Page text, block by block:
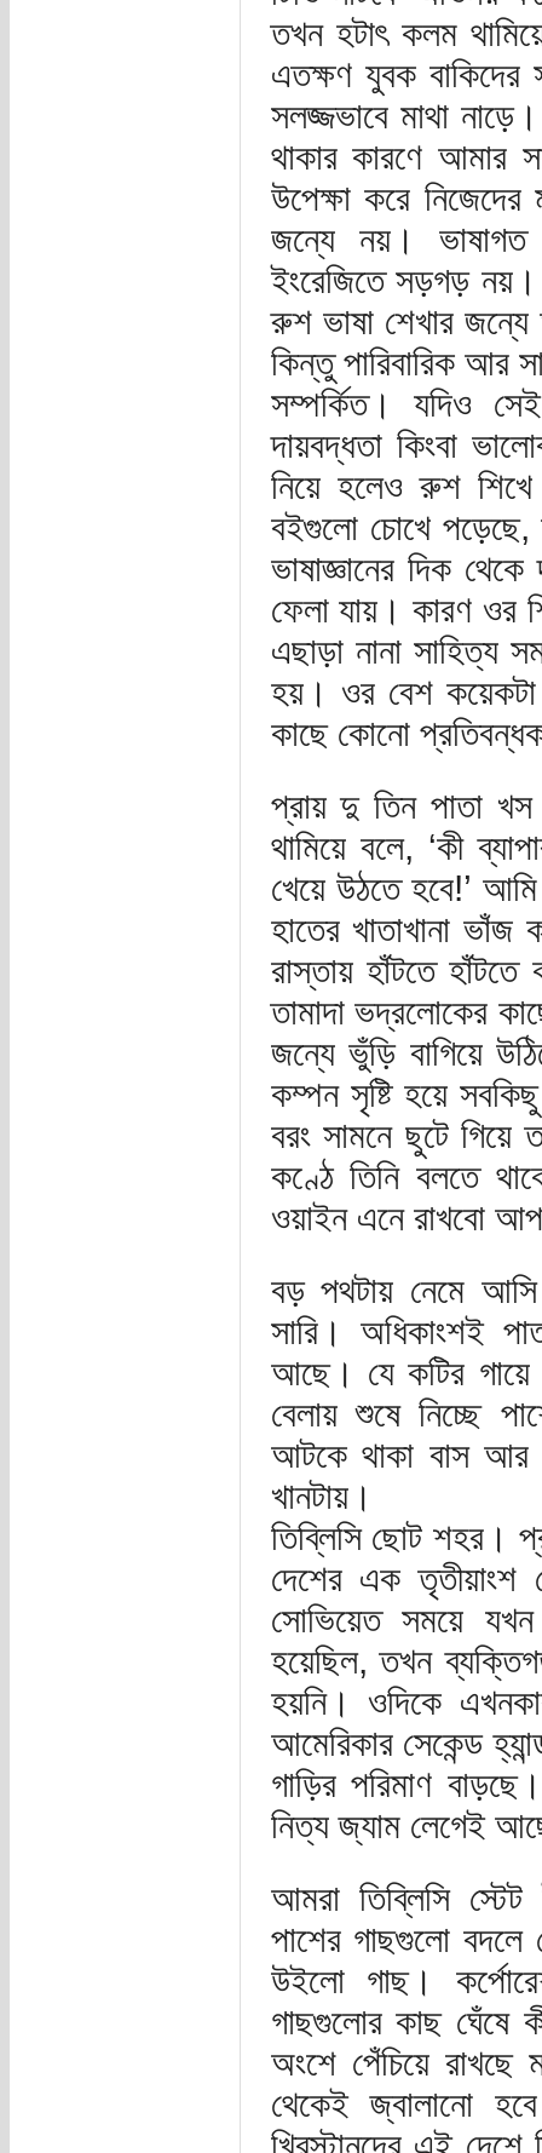
তখন হটাৎ কলম
এতক্ষণ যুবক বাকিদের
সলজ্জভাবে মাথা
থাকার কারণে আমার
উপেক্ষা করে
জন্যে নয়। ভাষাগত
ইংরেজিতে সড়গড় নয়।
রুশ ভাষা শেখার
কিন্তু পারিবারিক আর
সম্পর্কিত। যদিও
দায়বদ্ধতা কিংবা
নিয়ে হলেও রুশ
বইগুলো চোখে
ভাষাজ্ঞানের দিক
ফেলা যায়। কারণ ওর
এছাড়া নানা সাহিত্য
হয়। ওর বেশ
কাছে কোনো
প্রায় দু তিন পাতা
থামিয়ে বলে, ‘কী
খেয়ে উঠতে হবে!’ আমি
হাতের খাতাখানা
রাস্তায় হাঁটতে
তামাদা ভদ্রলোকের
জন্যে ভুঁড়ি বাগিয়ে
কম্পন সৃষ্টি হয়ে
বরং সামনে ছুটে গিয়ে
কণ্ঠে তিনি বলতে
ওয়াইন এনে রাখবো
বড় পথটায় নেমে
সারি। অধিকাংশই
আছে। যে কটির
বেলায় শুষে নিচ্ছে
আটকে থাকা বাস আর
খানটায়।
তিব্লিসি ছোট শহর।
দেশের এক
সোভিয়েত সময়ে যখন
হয়েছিল, তখন
হয়নি। ওদিকে
আমেরিকার সেকেন্ড
গাড়ির পরিমাণ
নিত্য জ্যাম লেগেই
আমরা তিব্লিসি স্টেট
পাশের গাছগুলো বদলে
উইলো গাছ।
গাছগুলোর কাছ ঘেঁষে
অংশে পেঁচিয়ে
থেকেই জ্বালানো
খ্রিস্টানদের এই